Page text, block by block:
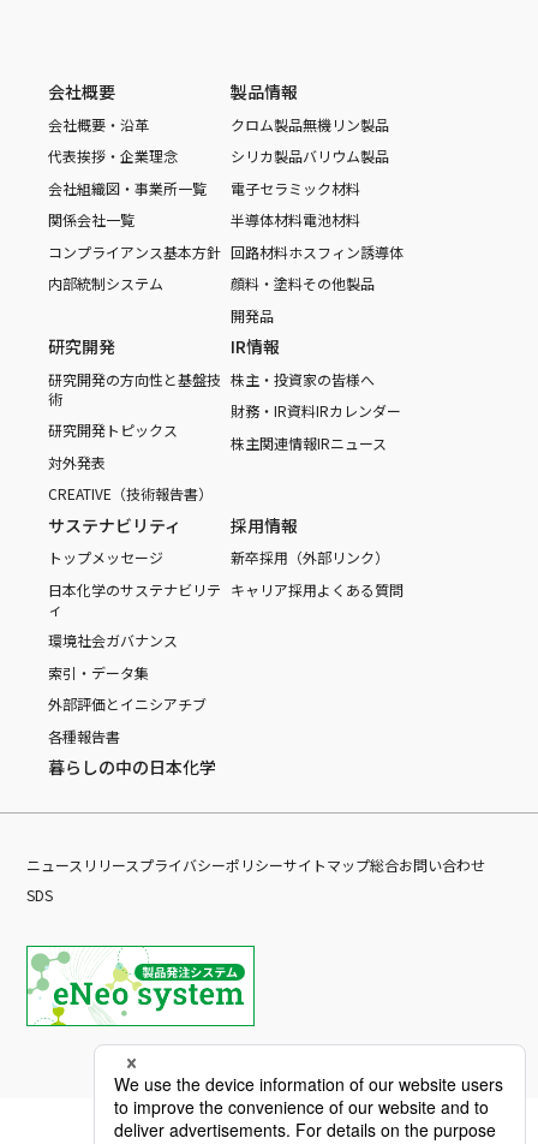
会社概要
会社概要・沿革
代表挨拶・企業理念
会社組織図・事業所一覧
関係会社一覧
コンプライアンス基本方針
内部統制システム
製品情報
クロム製品無機リン製品
シリカ製品バリウム製品
電子セラミック材料
半導体材料電池材料
回路材料ホスフィン誘導体
顔料・塗料その他製品
開発品
研究開発
研究開発の方向性と基盤技
術
研究開発トピックス
対外発表
CREATIVE（技術報告書）
IR情報
株主・投資家の皆様へ
財務・IR資料IRカレンダー
株主関連情報IRニュース
サステナビリティ
トップメッセージ
日本化学のサステナビリテ
ィ
環境社会ガバナンス
索引・データ集
外部評価とイニシアチブ
各種報告書
採用情報
新卒採用（外部リンク）
キャリア採用よくある質問
暮らしの中の日本化学
ニュースリリースプライバシーポリシーサイトマップ総合お問い合わせ
SDS